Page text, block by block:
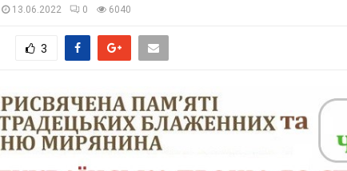
13.06.2022 0 6040
3